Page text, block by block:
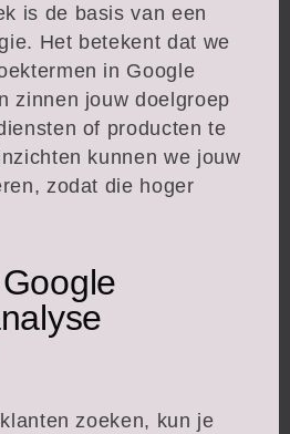
is de basis van een
Het betekent dat we
in Google
zinnen jouw doelgroep
of producten te
kunnen we jouw
zodat die hoger
zoeken, kun je